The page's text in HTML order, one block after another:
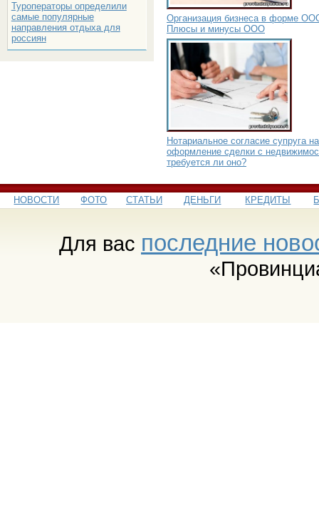
Туроператоры определили
самые популярные
направления отдыха для
россиян
Организация бизнеса в форме
Плюсы и минусы ООО
Нотариальное согласие супруга на
оформление сделки с
требуется ли оно?
НОВОСТИ ФОТО СТАТЬИ ДЕНЬГИ КРЕДИТЫ
Для вас последние